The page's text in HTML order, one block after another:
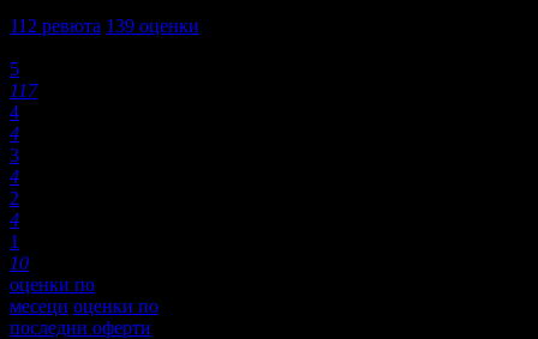
112 ревюта 139 оценки
5
117
4
4
3
4
2
4
1
10
оценки по
месеци оценки по
последни оферти